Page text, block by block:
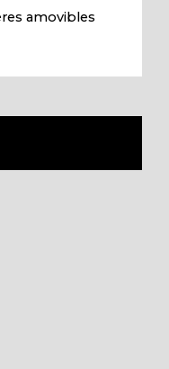
amovibles